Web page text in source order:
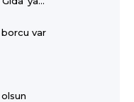
borcu var